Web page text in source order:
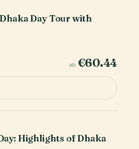
Day Tour with
ab €60.44
Highlights of Dhaka